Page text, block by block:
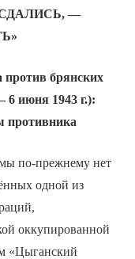
—
против брянских
6 июня 1943 г.):
противника
по-прежнему нет
одной из
оккупированной
«Цыганский